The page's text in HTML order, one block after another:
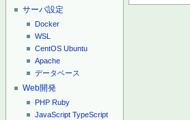
サーバ設定
Docker
WSL
CentOS Ubuntu
Apache
データベース
Web開発
PHP Ruby
JavaScript TypeScript